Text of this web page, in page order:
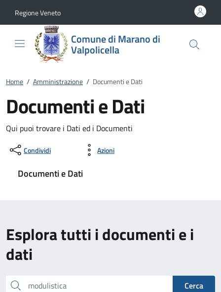
Regione Veneto
Comune di Marano di
Valpolicella
Home / Amministrazione / Documenti e Dati
Documenti e Dati
Qui puoi trovare i Dati ed i Documenti
Condividi Azioni
Documenti e Dati
Esplora tutti i documenti e i
dati
inserisci il testo da cercare
Cerca